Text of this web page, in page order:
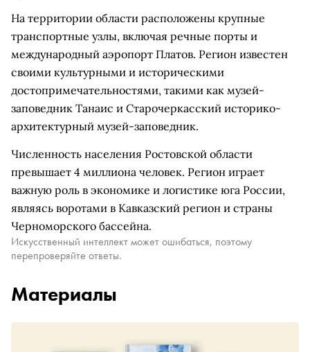
На территории области расположены крупные
транспортные узлы, включая речные порты и
международный аэропорт Платов. Регион известен
своими культурными и историческими
достопримечательностями, такими как музей-
заповедник Танаис и Старочеркасский историко-
архитектурный музей-заповедник.
Численность населения Ростовской области
превышает 4 миллиона человек. Регион играет
важную роль в экономике и логистике юга России,
являясь воротами в Кавказский регион и страны
Черноморского бассейна.
Искусственный интеллект может ошибаться, поэтому
перепроверяйте ответы.
Материалы